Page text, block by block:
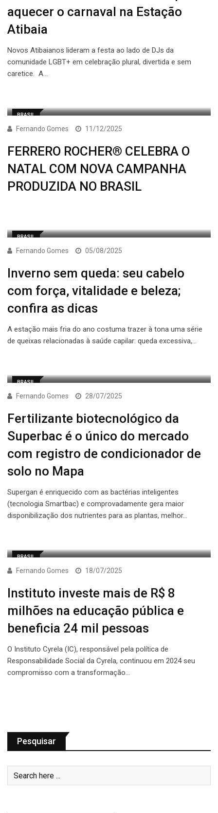
aquecer o carnaval na Estação
Atibaia
Novos Atibaianos lideram a festa ao lado de DJs da
comunidade LGBT+ em celebração plural, divertida e sem
caretice. A…
BRASIL
Fernando Gomes 11/12/2025
FERRERO ROCHER® CELEBRA O
NATAL COM NOVA CAMPANHA
PRODUZIDA NO BRASIL
BRASIL
Fernando Gomes 05/08/2025
Inverno sem queda: seu cabelo
com força, vitalidade e beleza;
confira as dicas
A estação mais fria do ano costuma trazer à tona uma série
de queixas relacionadas à saúde capilar: queda excessiva,…
BRASIL
Fernando Gomes 28/07/2025
Fertilizante biotecnológico da
Superbac é o único do mercado
com registro de condicionador de
solo no Mapa
Supergan é enriquecido com as bactérias inteligentes
(tecnologia Smartbac) e comprovadamente gera maior
disponibilização dos nutrientes para as plantas, melhor…
BRASIL
Fernando Gomes 18/07/2025
Instituto investe mais de R$ 8
milhões na educação pública e
beneficia 24 mil pessoas
O Instituto Cyrela (IC), responsável pela política de
Responsabilidade Social da Cyrela, continuou em 2024 seu
compromisso com a transformação…
Pesquisar